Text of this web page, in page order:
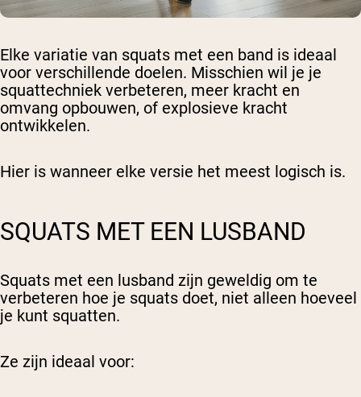
Elke variatie van squats met een band is ideaal
voor verschillende doelen. Misschien wil je je
squattechniek verbeteren, meer kracht en
omvang opbouwen, of explosieve kracht
ontwikkelen.
Hier is wanneer elke versie het meest logisch is.
SQUATS MET EEN LUSBAND
Squats met een lusband zijn geweldig om te
verbeteren hoe je squats doet, niet alleen hoeveel
je kunt squatten.
Ze zijn ideaal voor: